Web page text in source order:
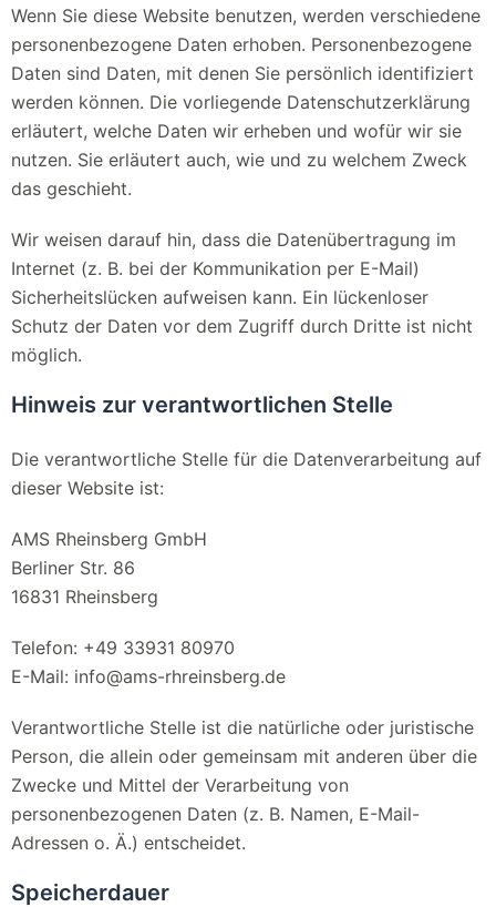
Wenn Sie diese Website benutzen, werden verschiedene
personenbezogene Daten erhoben. Personenbezogene
Daten sind Daten, mit denen Sie persönlich identifiziert
werden können. Die vorliegende Datenschutzerklärung
erläutert, welche Daten wir erheben und wofür wir sie
nutzen. Sie erläutert auch, wie und zu welchem Zweck
das geschieht.
Wir weisen darauf hin, dass die Datenübertragung im
Internet (z. B. bei der Kommunikation per E-Mail)
Sicherheitslücken aufweisen kann. Ein lückenloser
Schutz der Daten vor dem Zugriff durch Dritte ist nicht
möglich.
Hinweis zur verantwortlichen Stelle
Die verantwortliche Stelle für die Datenverarbeitung auf
dieser Website ist:
AMS Rheinsberg GmbH
Berliner Str. 86
16831 Rheinsberg
Telefon: +49 33931 80970
E-Mail: info@ams-rhreinsberg.de
Verantwortliche Stelle ist die natürliche oder juristische
Person, die allein oder gemeinsam mit anderen über die
Zwecke und Mittel der Verarbeitung von
personenbezogenen Daten (z. B. Namen, E-Mail-
Adressen o. Ä.) entscheidet.
Speicherdauer